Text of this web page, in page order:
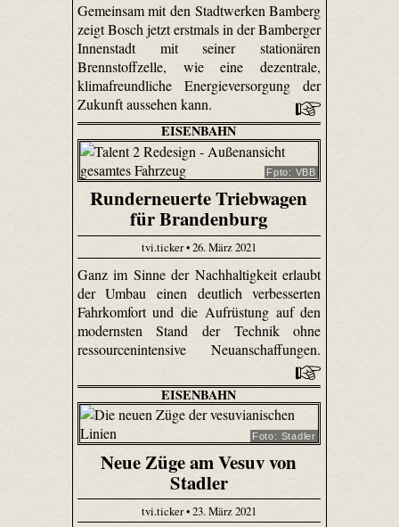
Gemeinsam mit den Stadtwerken Bamberg
zeigt Bosch jetzt erstmals in der Bamberger
Innenstadt mit seiner stationären
Brennstoffzelle, wie eine dezentrale,
klimafreundliche Energieversorgung der
Zukunft aussehen kann.
EISENBAHN
Fpto: VBB
Runderneuerte Triebwagen
für Brandenburg
tvi.ticker • 26. März 2021
Ganz im Sinne der Nachhaltigkeit erlaubt
der Umbau einen deutlich verbesserten
Fahrkomfort und die Aufrüstung auf den
modernsten Stand der Technik ohne
ressourcenintensive Neuanschaffungen.
EISENBAHN
Foto: Stadler
Neue Züge am Vesuv von
Stadler
tvi.ticker • 23. März 2021